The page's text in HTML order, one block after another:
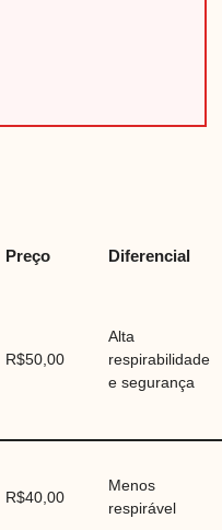
Preço Diferencial
R$50,00
Alta
respirabilidade
e segurança
R$40,00
Menos
respirável